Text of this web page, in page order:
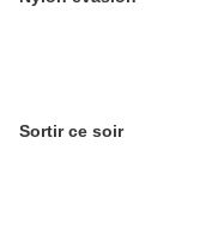
Sortir ce soir